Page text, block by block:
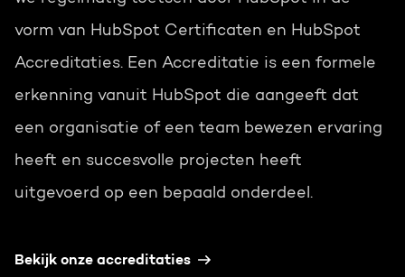
vorm van HubSpot Certificaten en HubSpot
Accreditaties. Een Accreditatie is een formele
erkenning vanuit HubSpot die aangeeft dat
een organisatie of een team bewezen ervaring
heeft en succesvolle projecten heeft
uitgevoerd op een bepaald onderdeel.
Bekijk onze accreditaties